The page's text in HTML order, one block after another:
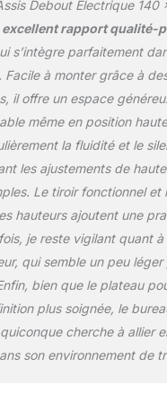
tiroirs dispose d’un
intégré durable
glissières à
fluide. Le plus petit
(bureau 120 x 60
ce bureau assis-
est parfait pour
papier et les
normes
tandis que les plus
grands tiroirs
140 x 80 cm ou
accueillir un
portable. Conçu
durer : ce bureau
réglable en hauteur
conçu pour des
Debout Électrique 140
excellent rapport qualité-
s’intègre parfaitement
Facile à monter grâce à
il offre un espace
même en position
la fluidité et le
les ajustements de
Le tiroir fonctionnel et
hauteurs ajoutent une
je reste vigilant quant à
qui semble un peu léger
bien que le plateau
plus soignée, le
cherche à allier
son environnement de